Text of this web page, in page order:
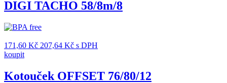
DIGI TACHO 58/8m/8
171,60 Kč 207,64 Kč s DPH
koupit
Kotouček OFFSET 76/80/12